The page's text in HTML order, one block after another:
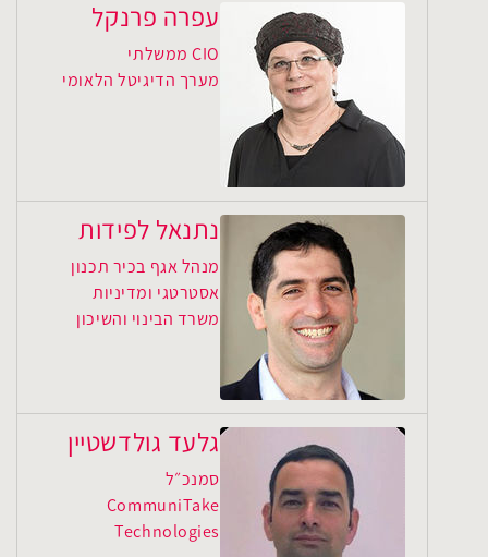
עפרה פרנקל
CIO ממשלתי
מערך הדיגיטל הלאומי
נתנאל לפידות
מנהל אגף בכיר תכנון
אסטרטגי ומדיניות
משרד הבינוי והשיכון
גלעד גולדשטיין
סמנכ״ל
CommuniTake
Technologies